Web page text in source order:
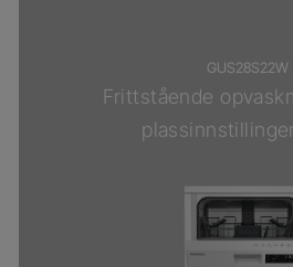
GUS28S22W
Frittstående